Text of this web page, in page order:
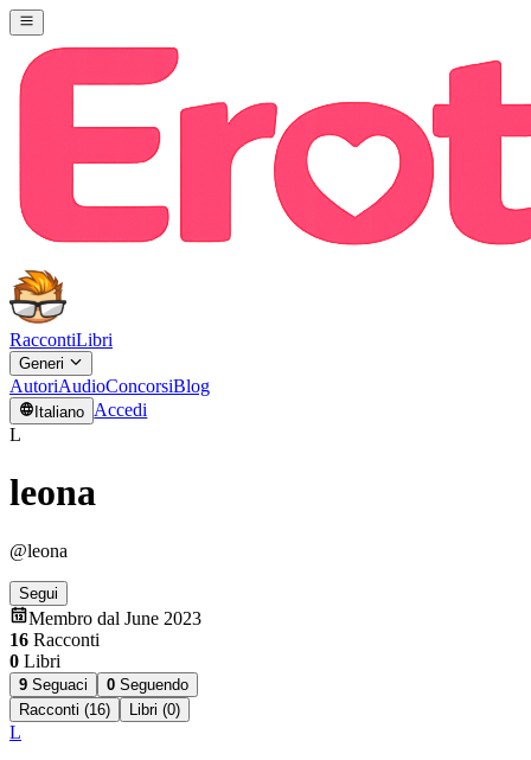
RaccontiLibri
Generi
AutoriAudioConcorsiBlog
Italiano Accedi
L
leona
@leona
Segui
Membro dal June 2023
16 Racconti
0 Libri
9 Seguaci 0 Seguendo
Racconti (16)
Libri (0)
L